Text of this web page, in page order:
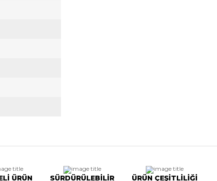
ÜRÜN SÜRDÜRÜLEBİLİR ÜRÜN ÇEŞİTLİLİĞİ